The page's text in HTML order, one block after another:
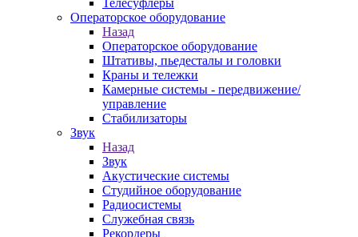
Телесуфлеры
Операторское оборудование
Назад
Операторское оборудование
Штативы, пьедесталы и головки
Краны и тележки
Камерные системы - передвижение/
управление
Стабилизаторы
Звук
Назад
Звук
Акустические системы
Студийное оборудование
Радиосистемы
Служебная связь
Рекордеры